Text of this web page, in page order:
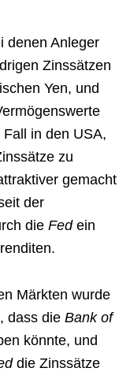
denen Anleger
Zinssätzen
Yen, und
in den USA,
zu
gemacht
der
die Fedein
Märkten wurde
dass die Bank of
könnte, und
die Zinssätze